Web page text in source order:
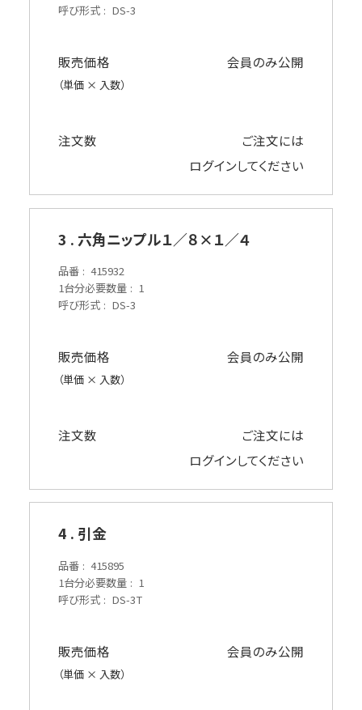
呼び形式
DS-3
販売価格
（単価 × 入数）
会員のみ公開
注文数
ご注文には
ログインしてください
3 . 六角ニップル１／８×１／４
品番
415932
1台分必要数量
1
呼び形式
DS-3
販売価格
（単価 × 入数）
会員のみ公開
注文数
ご注文には
ログインしてください
4 . 引金
品番
415895
1台分必要数量
1
呼び形式
DS-3T
販売価格
（単価 × 入数）
会員のみ公開